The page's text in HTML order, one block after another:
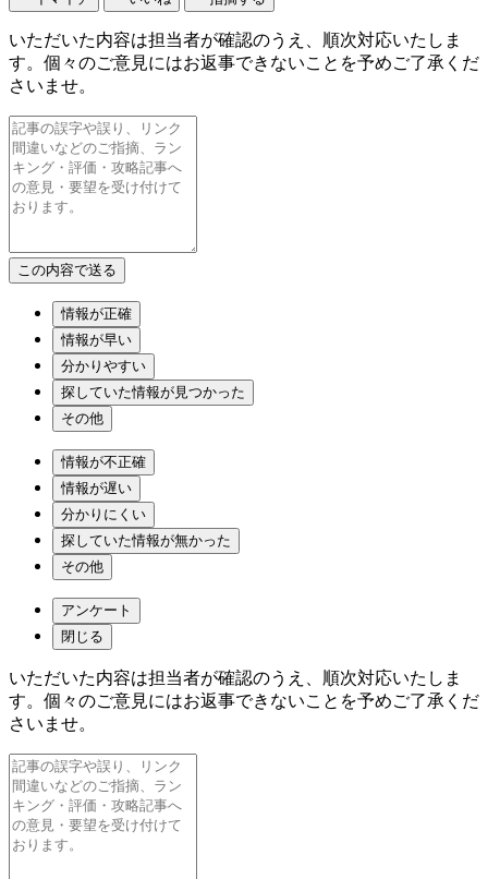
いただいた内容は担当者が確認のうえ、順次対応いたしま
す。個々のご意見にはお返事できないことを予めご了承くだ
さいませ。
情報が正確
情報が早い
分かりやすい
探していた情報が見つかった
その他
情報が不正確
情報が遅い
分かりにくい
探していた情報が無かった
その他
アンケート
閉じる
いただいた内容は担当者が確認のうえ、順次対応いたしま
す。個々のご意見にはお返事できないことを予めご了承くだ
さいませ。